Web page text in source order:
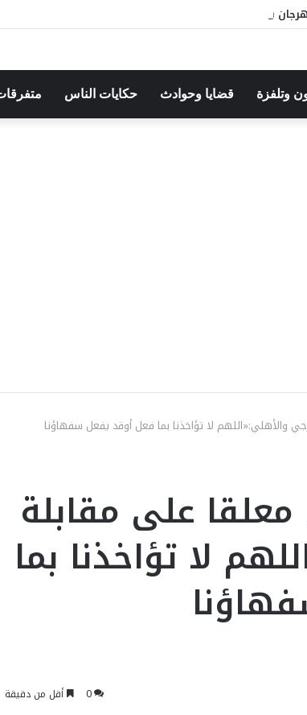
بوقرنين: سهرة تحتفي بالموروث الشعبي وصالح الفرزيط
وتلفزة قضايا وحوادث حكايات الناس
والأهلي:«اللهم لا تؤاخذنا بما فعل أوقد يفعل سفهاؤنا
على مقابلة
لا تؤاخذنا بما
0 أقل من دقيقة